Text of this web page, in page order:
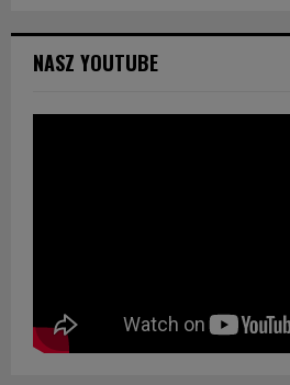
NASZ YOUTUBE